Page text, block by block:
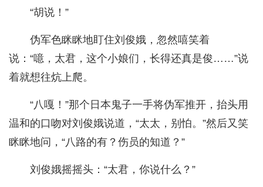
“胡说！”
伪军色眯眯地盯住刘俊娥，忽然嘻笑着
说：“噫，太君，这个小娘们，长得还真是俊……”说
着就想往炕上爬。
“八嘎！”那个日本鬼子一手将伪军推开，抬头用
温和的口吻对刘俊娥说道，“太太，别怕。”然后又笑
眯眯地问，“八路的有？伤员的知道？”
刘俊娥摇摇头：“太君，你说什么？”